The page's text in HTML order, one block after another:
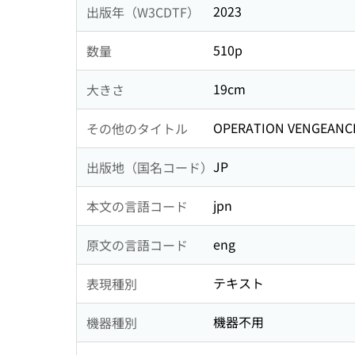
出版年（W3CDTF） 2023
数量 510p
大きさ 19cm
その他のタイトル OPERATION
出版地（国名コード） JP
本文の言語コード jpn
原文の言語コード eng
表現種別 テキスト
機器種別 機器不用